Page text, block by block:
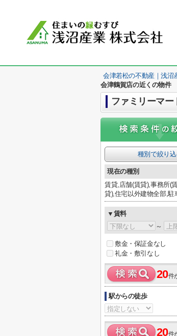
会津若松の不動産｜浅沼
会津鶴賀店の近くの物件
ファミリーマ
種別で絞り
現在の種別
賃貸,店舗(賃貸),事務所(
貸),住宅以外建物全部,駐
▼賃料
～
敷金・保証金なし
礼金・敷引なし
20件
駅からの徒歩
20件